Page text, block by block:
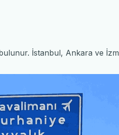
İstanbul, Ankara ve